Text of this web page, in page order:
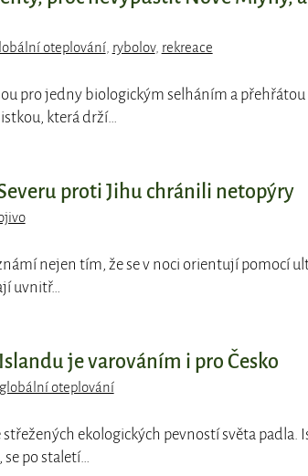
oteplování, rybolov, rekreace
pro jedny biologickým selháním a
která drží…
proti Jihu chránili netopýry
nejen tím, že se v noci orientují pomocí
uvnitř…
je varováním i pro Česko
globální oteplování
střežených ekologických pevností světa padla.
se po staletí…